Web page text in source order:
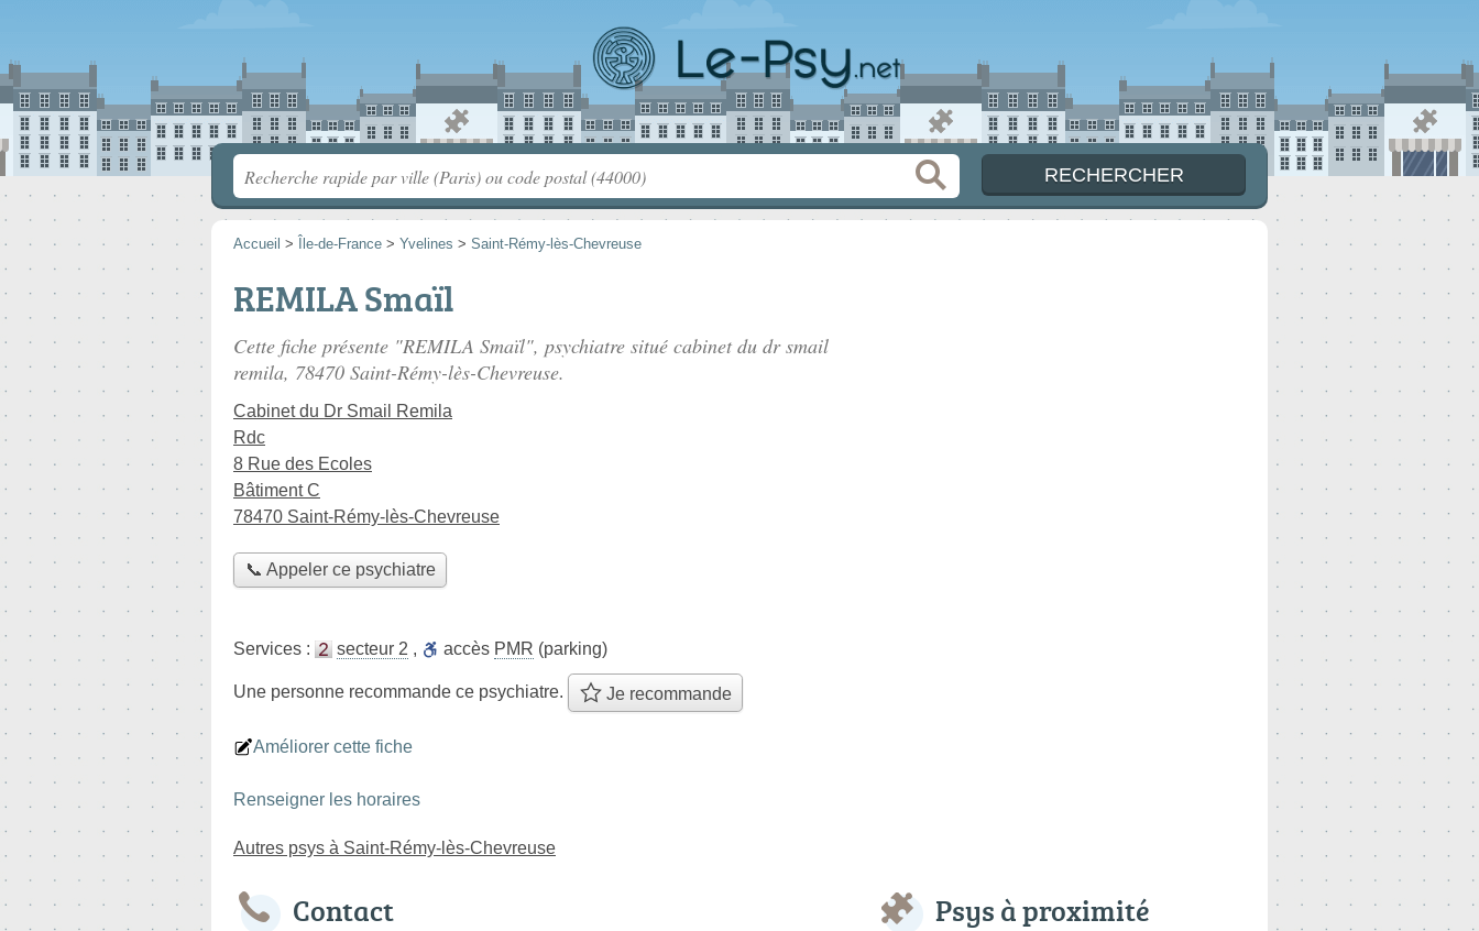
Accueil > Île-de-France > Yvelines > Saint-Rémy-lès-Chevreuse
REMILA Smaïl
Cette fiche présente "REMILA Smaïl", psychiatre situé cabinet du dr smail
remila, 78470 Saint-Rémy-lès-Chevreuse.
Cabinet du Dr Smail Remila
Rdc
8 Rue des Ecoles
Bâtiment C
78470 Saint-Rémy-lès-Chevreuse
📞 Appeler ce psychiatre
Services : secteur 2 , accès PMR (parking)
Une personne recommande ce psychiatre. Je recommande
Améliorer cette fiche
Renseigner les horaires
Autres psys à Saint-Rémy-lès-Chevreuse
Contact Psys à proximité